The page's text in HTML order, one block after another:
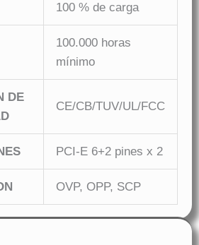
100 % de carga
100.000 horas
mínimo
DE
CE/CB/TUV/UL/FCC
PCI-E 6+2 pines x 2
OVP, OPP, SCP